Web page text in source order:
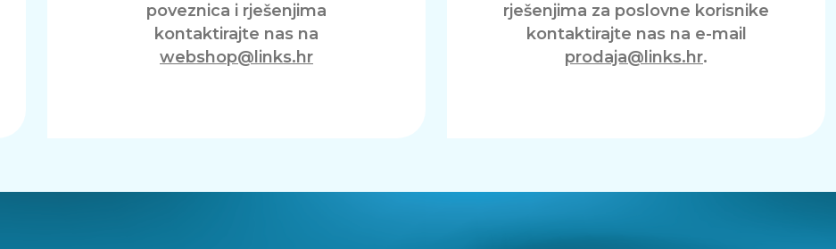
poveznica i rješenjima
kontaktirajte nas na
webshop@links.hr
rješenjima za poslovne korisnike
kontaktirajte nas na e-mail
prodaja@links.hr.